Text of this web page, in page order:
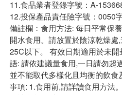
11.食品業者登錄字號：A-
12.投保產品責任險字號：0050
備註欄：食用方法: 每日平常保
開水食用。請放置於陰涼乾燥
25C以下。 有效日期適用於未
語: 請依建議量食用,一日請勿超
並不能取代多樣化且均衡的飲
事項: 1.食用前,請詳讀食用方法